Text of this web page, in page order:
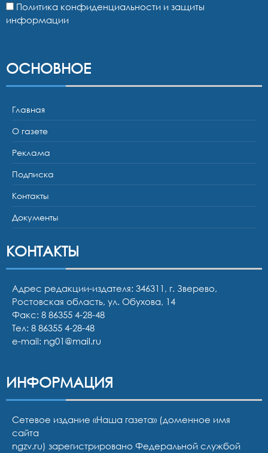
Политика конфиденциальности и защиты
информации
ОСНОВНОЕ
Главная
О газете
Реклама
Подписка
Контакты
Документы
КОНТАКТЫ
Адрес редакции-издателя: 346311, г. Зверево,
Ростовская область, ул. Обухова, 14
Факс: 8 86355 4-28-48
Тел: 8 86355 4-28-48
e-mail: ng01@mail.ru
ИНФОРМАЦИЯ
Сетевое издание «Наша газета» (доменное имя
сайта
ngzv.ru) зарегистрировано Федеральной службой